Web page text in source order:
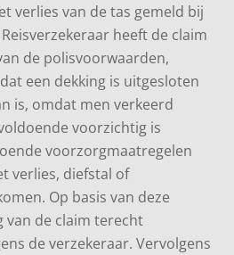
verlies van de tas gemeld bij
heeft de claim
de polisvoorwaarden,
een dekking is uitgesloten
is, omdat men verkeerd
voorzichtig is
voorzorgmaatregelen
verlies, diefstal of
Op basis van deze
van de claim terecht
de verzekeraar. Vervolgens